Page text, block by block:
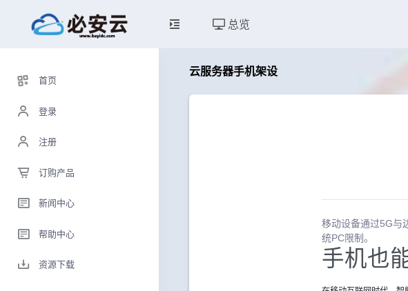
总览
首页
登录
注册
订购产品
新闻中心
帮助中心
资源下载
云服务器手机架设
移动设备通过5G与
统PC限制。
手机也